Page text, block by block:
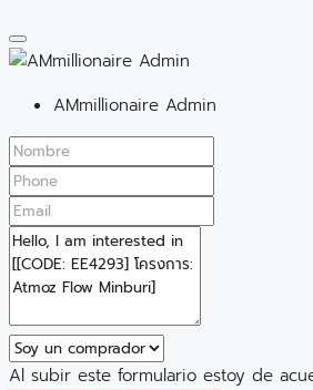
AMmillionaire Admin
Al subir este formulario estoy de